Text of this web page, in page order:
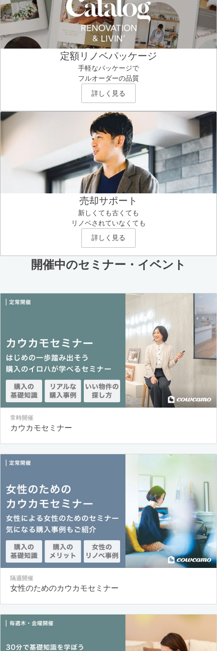
定額リノベパッケージ
手軽なパッケージで
フルオーダーの品質
詳しく見る
売却サポート
新しくても古くても
リノベされていなくても
詳しく見る
開催中のセミナー・イベント
常時開催
カウカモセミナー
隔週開催
女性のためのカウカモセミナー